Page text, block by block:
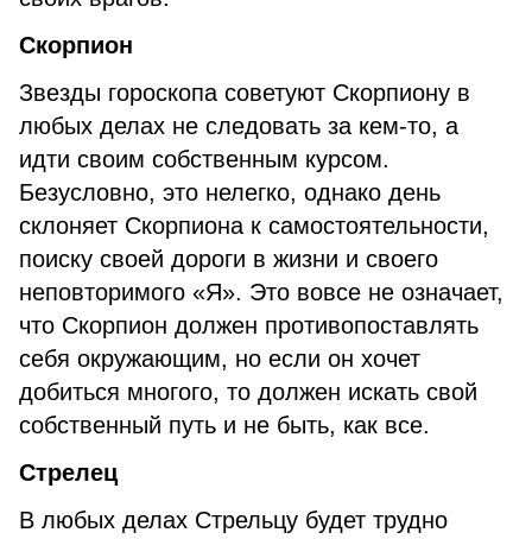
Скорпион
Звезды гороскопа советуют Скорпиону в
любых делах не следовать за кем-то, а
идти своим собственным курсом.
Безусловно, это нелегко, однако день
склоняет Скорпиона к самостоятельности,
поиску своей дороги в жизни и своего
неповторимого «Я». Это вовсе не означает,
что Скорпион должен противопоставлять
себя окружающим, но если он хочет
добиться многого, то должен искать свой
собственный путь и не быть, как все.
Стрелец
В любых делах Стрельцу будет трудно